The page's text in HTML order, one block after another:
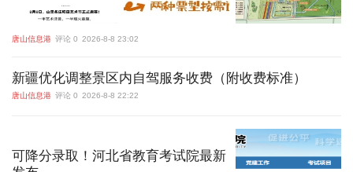
唐山信息港 评论 0 2026-8-8 23:02
新疆优化调整景区内自驾服务收费（附收费标准）
唐山信息港 评论 0 2026-8-8 22:22
可降分录取！河北省教育考试院最新